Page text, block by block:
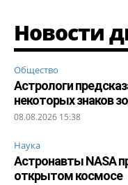
Новости
Общество
Астрологи
некоторых знаков
08.08.2026 15:38
Наука
Астронавты NASA
открытом космосе